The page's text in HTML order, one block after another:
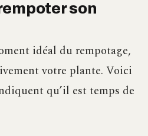
son
idéal du rempotage,
votre plante. Voici
qu’il est temps de